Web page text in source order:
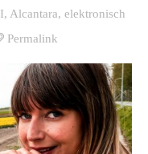
, Alcantara, elektronisch
Permalink